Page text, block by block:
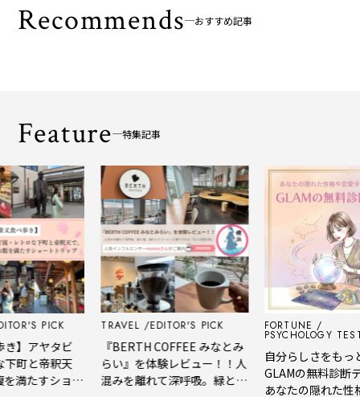
Recommends おすすめ記事
Feature 特集記事
PICK
ヤタビ
帝釈天
すショー
TRAVEL EDITOR'S PICK
『BERTH COFFEE みなとみ
らい』を体験レビュー！！人
混みを離れて深呼吸。緑と
FORTUNE
PSYCHOLOGY TEST
自分らしさをもっと知
GLAMの無料診断テスト
あなたの隠れた性格や